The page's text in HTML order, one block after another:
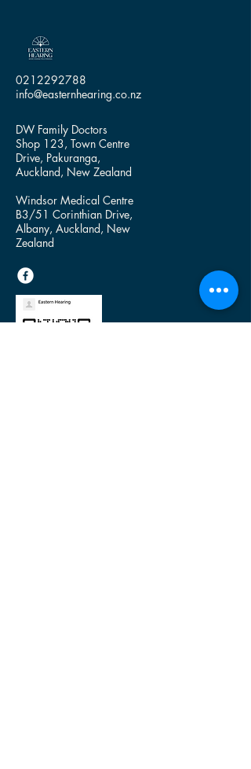
0212292788
info@easternhearing.co.nz
DW Family Doctors
Shop 123, Town Centre
Drive, Pakuranga,
Auckland, New Zealand
Windsor Medical Centre
B3/51 Corinthian Drive,
Albany, Auckland, New
Zealand